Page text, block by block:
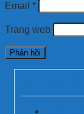
Email *
Trang web